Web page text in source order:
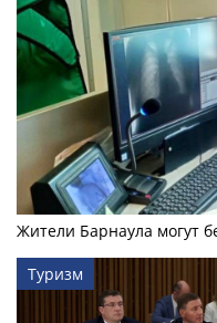
Жители Барнаула могут
Туризм